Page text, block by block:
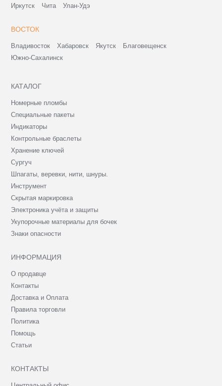
Иркутск Чита Улан-Удэ
ВОСТОК
Владивосток Хабаровск Якутск
Благовещенск
Южно-Сахалинск
КАТАЛОГ
Номерные пломбы
Специальные пакеты
Индикаторы
Контрольные браслеты
Хранение ключей
Сургуч
Шпагаты, веревки, нити, шнуры.
Инструмент
Скрытая маркировка
Электроника учёта и защиты
Укупорочные материалы для бочек
Знаки опасности
ИНФОРМАЦИЯ
О продавце
Контакты
Доставка и Оплата
Правила торговли
Политика
Помощь
Статьи
КОНТАКТЫ